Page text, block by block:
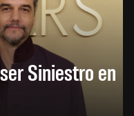
Siniestro en